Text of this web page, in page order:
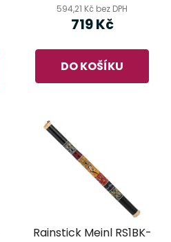
594,21 Kč bez DPH
719 Kč
DO KOŠÍKU
Rainstick Meinl RS1BK-